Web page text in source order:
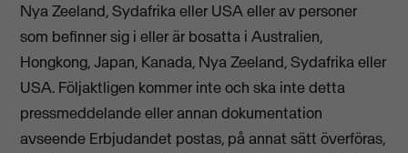
Nya Zeeland, Sydafrika eller USA eller av personer
som befinner sig i eller är bosatta i Australien,
Hongkong, Japan, Kanada, Nya Zeeland, Sydafrika eller
USA. Följaktligen kommer inte och ska inte detta
pressmeddelande eller annan dokumentation
avseende Erbjudandet postas, på annat sätt överföras,